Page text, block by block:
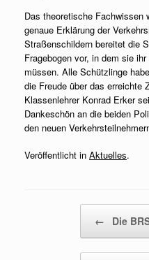
Das theoretische Fachwissen
genaue Erklärung der
Straßenschildern bereitet die
Fragebogen vor, in dem sie
müssen. Alle Schützlinge
die Freude über das erreichte
Klassenlehrer Konrad Erker
Dankeschön an die beiden
den neuen
Veröffentlicht in Aktuelles.
← Die